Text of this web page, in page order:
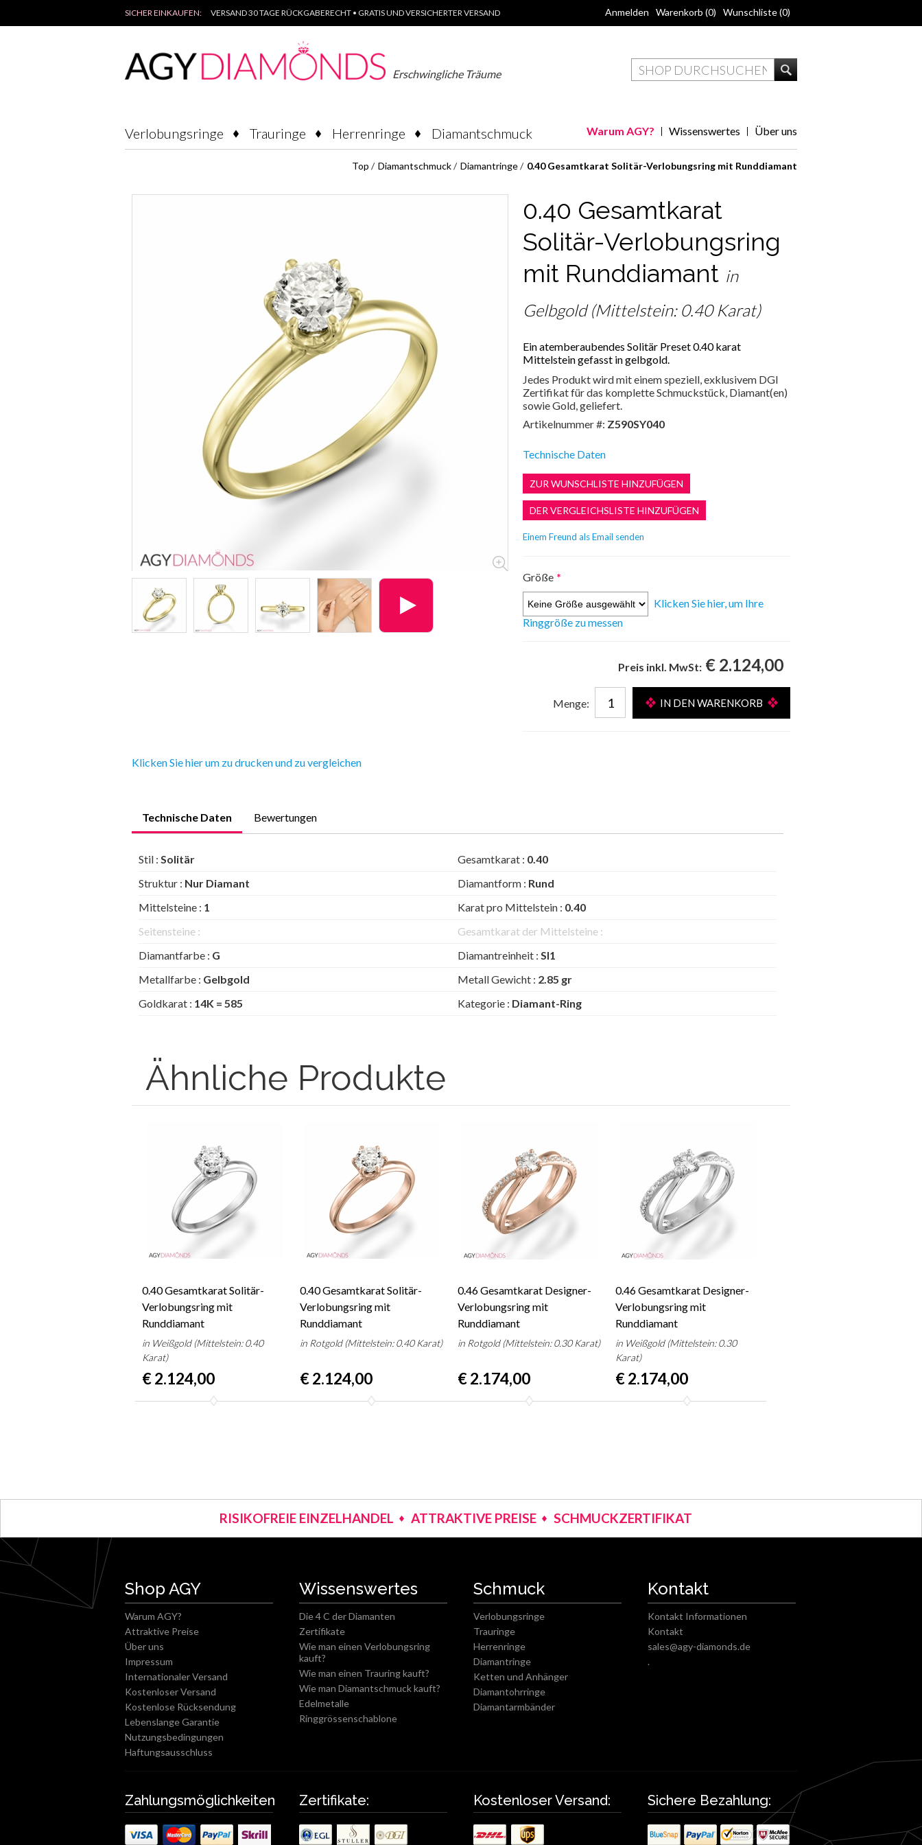
SICHER EINKAUFEN: VERSAND 30 TAGE RÜCKGABERECHT • GRATIS UND VERSICHERTER VERSAND Anmelden Warenkorb (0) Wunschliste(0)
Erschwingliche Träume
Über uns
Wissenswertes
Warum AGY?
Verlobungsringe Trauringe Herrenringe Diamantschmuck
Top / Diamantschmuck/ Diamantringe/ 0.40 Gesamtkarat Solitär-Verlobungsring mit Runddiamant
0.40 Gesamtkarat
Solitär-Verlobungsring
mit Runddiamant in
Gelbgold (Mittelstein: 0.40 Karat)
Ein atemberaubendes Solitär Preset 0.40 karat
Mittelstein gefasst in gelbgold.
Jedes Produkt wird mit einem speziell, exklusivem DGI
Zertifikat für das komplette Schmuckstück, Diamant(en)
sowie Gold, geliefert.
Artikelnummer #: Z590SY040
Technische Daten
Größe *
Klicken Sie hier, um Ihre
Ringgröße zu messen
Preis inkl. MwSt: € 2.124,00
Menge:
Klicken Sie hier um zu drucken und zu vergleichen
Technische Daten Bewertungen
Stil : Solitär Gesamtkarat : 0.40
Struktur : Nur Diamant Diamantform : Rund
Mittelsteine : 1 Karat pro Mittelstein : 0.40
Seitensteine :
Gesamtkarat der Mittelsteine :
Diamantfarbe : G Diamantreinheit : SI1
Metallfarbe : Gelbgold Metall Gewicht : 2.85 gr
Goldkarat : 14K = 585 Kategorie : Diamant-Ring
Ähnliche Produkte
0.40 Gesamtkarat Solitär-
Verlobungsring mit
Runddiamant
in Weißgold (Mittelstein: 0.40
Karat)
€ 2.124,00
0.40 Gesamtkarat Solitär-
Verlobungsring mit
Runddiamant
in Rotgold (Mittelstein: 0.40 Karat)
€ 2.124,00
0.46 Gesamtkarat Designer-
Verlobungsring mit
Runddiamant
in Rotgold (Mittelstein: 0.30 Karat)
€ 2.174,00
0.46 Gesamtkarat Designer-
Verlobungsring mit
Runddiamant
in Weißgold (Mittelstein: 0.30
Karat)
€ 2.174,00
RISIKOFREIE EINZELHANDEL ATTRAKTIVE PREISE SCHMUCKZERTIFIKAT
Shop AGY
Warum AGY?
Attraktive Preise
Über uns
Impressum
Internationaler Versand
Kostenloser Versand
Kostenlose Rücksendung
Lebenslange Garantie
Nutzungsbedingungen
Haftungsausschluss
Wissenswertes
Die 4 C der Diamanten
Zertifikate
Wie man einen Verlobungsring
kauft?
Wie man einen Trauring kauft?
Wie man Diamantschmuck kauft?
Edelmetalle
Ringgrössenschablone
Schmuck
Verlobungsringe
Trauringe
Herrenringe
Diamantringe
Ketten und Anhänger
Diamantohrringe
Diamantarmbänder
Kontakt
Kontakt Informationen
Kontakt
sales@agy-diamonds.de
.
Zahlungsmöglichkeiten Zertifikate: Kostenloser Versand: Sichere Bezahlung: